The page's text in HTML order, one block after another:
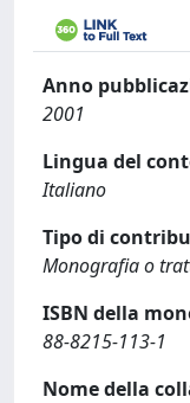
Anno
2001
Lingua del
Italiano
Tipo di
Monografia o
ISBN della
88-8215-113-1
Nome della